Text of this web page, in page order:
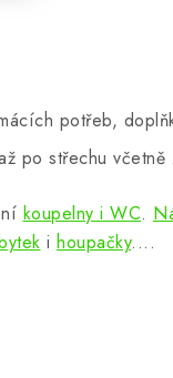
potřeb,
po střechu včetně
koupelny i WC.
i houpačky....